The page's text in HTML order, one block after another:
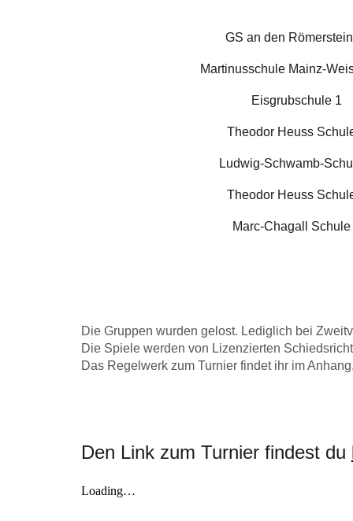
GS an den
Martinusschule Mainz-
Eisgrubschule 1
Theodor Heuss
Ludwig-Schwamb-
Theodor Heuss
Marc-Chagall Schule
Die Gruppen wurden gelost. Lediglich bei
Die Spiele werden von Lizenzierten
Das Regelwerk zum Turnier findet ihr im Anhang.
Den Link zum Turnier findest du